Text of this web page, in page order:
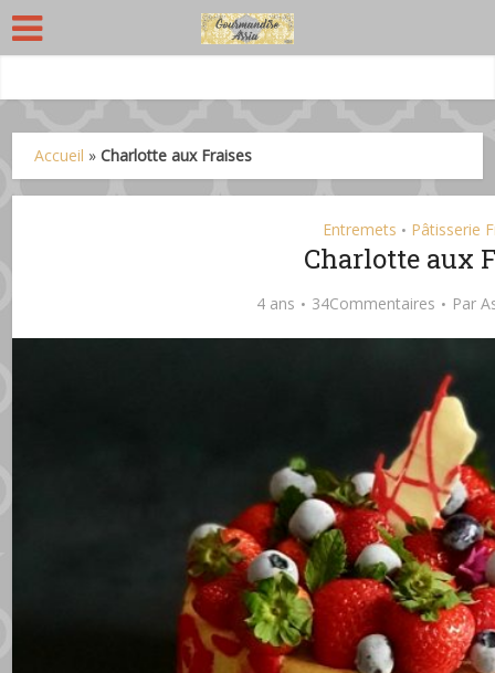
Accueil »Charlotte aux Fraises
Entremets • Pâtisserie
Charlotte aux
4 ans 34Commentaires Par